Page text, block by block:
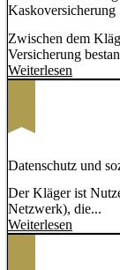
Kaskoversicherung
Zwischen dem
Versicherung
Weiterlesen
Datenschutz und
Der Kläger ist
Netzwerk), die...
Weiterlesen